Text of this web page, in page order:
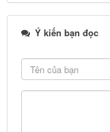
Ý kiến bạn đọc